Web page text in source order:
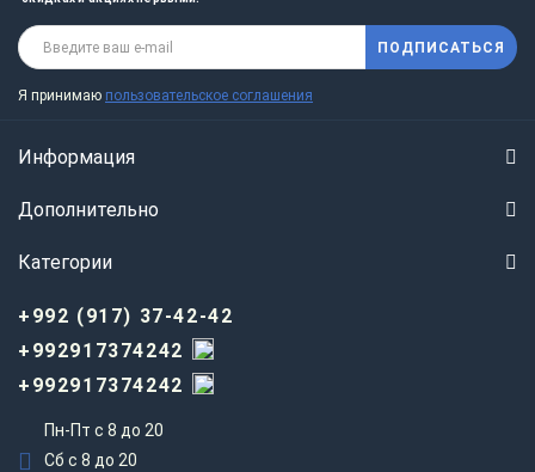
ПОДПИСАТЬСЯ
Я принимаю пользовательское соглашения
Информация
Дополнительно
Категории
+992 (917) 37-42-42
+992917374242
+992917374242
Пн-Пт с 8 до 20
Сб с 8 до 20